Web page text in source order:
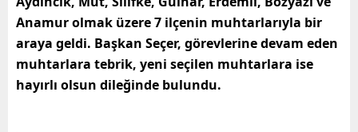
Anamur olmak üzere 7 ilçenin muhtarlarıyla bir
araya geldi. Başkan Seçer, görevlerine devam eden
muhtarlara tebrik, yeni seçilen muhtarlara ise
hayırlı olsun dileğinde bulundu.